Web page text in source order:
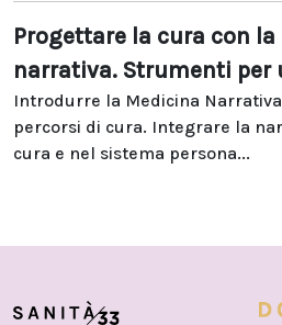
Progettare la cura con
narrativa. Strumenti per
Introdurre la Medicina
percorsi di cura. Integrare la
cura e nel sistema persona...